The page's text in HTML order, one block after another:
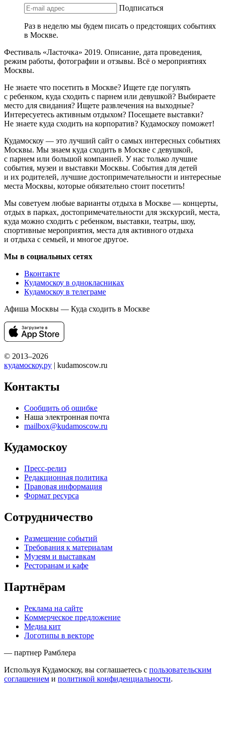
Подписаться
Раз в неделю мы будем писать о предстоящих событиях
в Москве.
Фестиваль «Ласточка» 2019. Описание, дата проведения,
режим работы, фотографии и отзывы. Всё о мероприятиях
Москвы.
Не знаете что посетить в Москве? Ищете где погулять
с ребенком, куда сходить с парнем или девушкой? Выбираете
место для свидания? Ищете развлечения на выходные?
Интересуетесь активным отдыхом? Посещаете выставки?
Не знаете куда сходить на корпоратив? Кудамоскоу поможет!
Кудамоскоу — это лучший сайт о самых интересных событиях
Москвы. Мы знаем куда сходить в Москве с девушкой,
с парнем или большой компанией. У нас только лучшие
события, музеи и выставки Москвы. События для детей
и их родителей, лучшие достопримечательности и интересные
места Москвы, которые обязательно стоит посетить!
Мы советуем любые варианты отдыха в Москве — концерты,
отдых в парках, достопримечательности для экскурсий, места,
куда можно сходить с ребенком, выставки, театры, шоу,
спортивные мероприятия, места для активного отдыха
и отдыха с семьей, и многое другое.
Мы в социальных сетях
Вконтакте
Кудамоскоу в однокласниках
Кудамоскоу в телеграме
Афиша Москвы — Куда сходить в Москве
© 2013–2026
кудамоскоу.ру | kudamoscow.ru
Контакты
Сообщить об ошибке
Наша электронная почта
mailbox@kudamoscow.ru
Кудамоскоу
Пресс-релиз
Редакционная политика
Правовая информация
Формат ресурса
Сотрудничество
Размещение событий
Требования к материалам
Музеям и выставкам
Ресторанам и кафе
Партнёрам
Реклама на сайте
Коммерческое предложение
Медиа кит
Логотипы в векторе
— партнер Рамблера
Используя Кудамоскоу, вы соглашаетесь с пользовательским
соглашением и политикой конфиденциальности.